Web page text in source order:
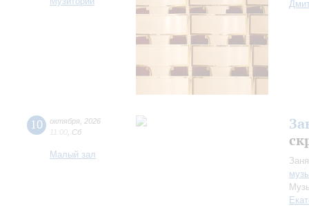
10 октября 2026
11:00 Сб
Малый зал